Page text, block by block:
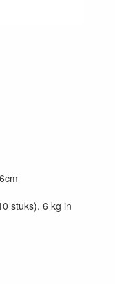
stuks), 6 kg in